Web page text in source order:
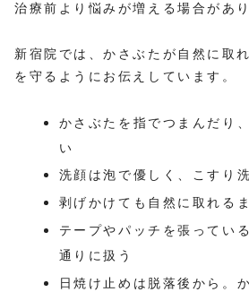
治療前より悩みが増える場合があり
新宿院では、かさぶたが自然に取
を守るようにお伝えしています。
かさぶたを指でつまんだり
い
洗顔は泡で優しく、こすり
剥げかけても自然に取れる
テープやパッチを張ってい
通りに扱う
日焼け止めは脱落後から。